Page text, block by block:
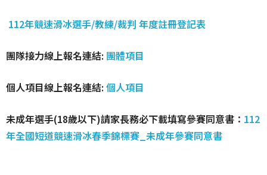
112年競速滑冰選手/教練/裁判 年度註冊登記表
團隊接力線上報名連結: 團體項目
個人項目線上報名連結: 個人項目
未成年選手(18歲以下)請家長務必下載填寫參賽同意書： 112
年全國短道競速滑冰春季錦標賽_未成年參賽同意書